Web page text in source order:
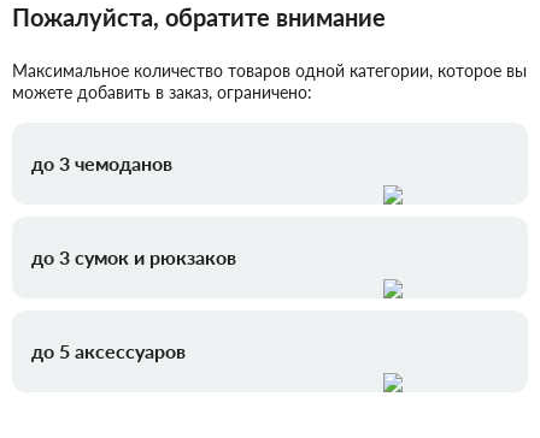
Пожалуйста, обратите внимание
Максимальное количество товаров одной категории, которое вы
можете добавить в заказ, ограничено:
до 3 чемоданов
до 3 сумок и рюкзаков
до 5 аксессуаров